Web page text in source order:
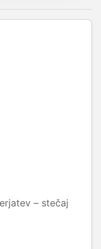
– stečaj